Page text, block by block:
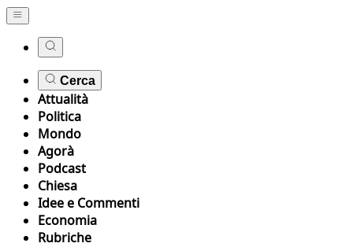
Cerca
Attualità
Politica
Mondo
Agorà
Podcast
Chiesa
Idee e Commenti
Economia
Rubriche